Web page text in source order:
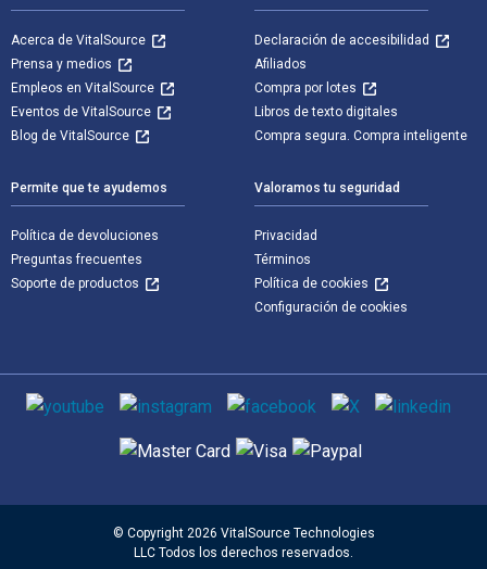
Acerca de VitalSource
Prensa y medios
Empleos en VitalSource
Eventos de VitalSource
Blog de VitalSource
Declaración de accesibilidad
Afiliados
Compra por lotes
Libros de texto digitales
Compra segura. Compra inteligente
Permite que te ayudemos
Política de devoluciones
Preguntas frecuentes
Soporte de productos
Valoramos tu seguridad
Privacidad
Términos
Política de cookies
Configuración de cookies
Medios de comunicación social
Métodos de pago admitidos
© Copyright 2026 VitalSource Technologies
LLC Todos los derechos reservados.